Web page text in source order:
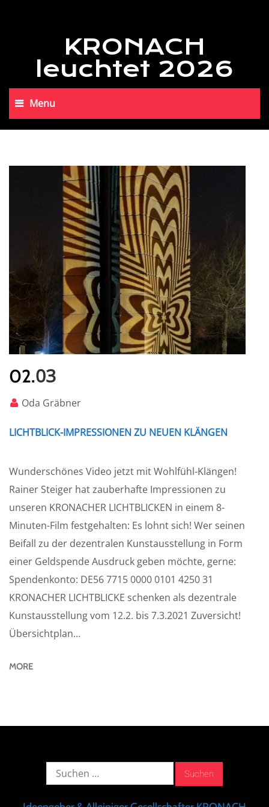
KRONACH
leuchtet 2026
Menu
02.03
Oda Gräbner
LICHTBLICK-IMPRESSIONEN ZU NEUEN KLÄNGEN
Wunderschönes Video jetzt mit Wohlfühl-Klängen!
Rainer Steiger hat zauberhafte Impressionen zu
unseren KRONACHER LICHTBLICKEN in einem 8-
Minuten-Film festgehalten: Es lohnt sich! Wer seinen
Beifall zu der dezentralen Kunstausstellung in Form
einer Geldspende Ausdruck geben möchte, gerne:
Spendenkonto: DE56 7715 0000 0101 4250 31
KRONACHER LICHTBLICKE schenken als dezentrale
Kunstausstellung vom 12.2. bis 7.3.2021 Zuversicht!
Übersichtplan...
MORE
Suche